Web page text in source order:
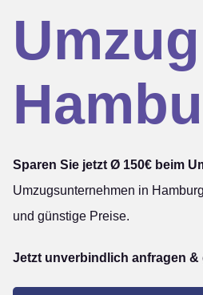
Umzug
Sparen Sie jetzt Ø 150€ beim
Umzugsunternehmen in
und günstige Preise.
Jetzt unverbindlich anfragen